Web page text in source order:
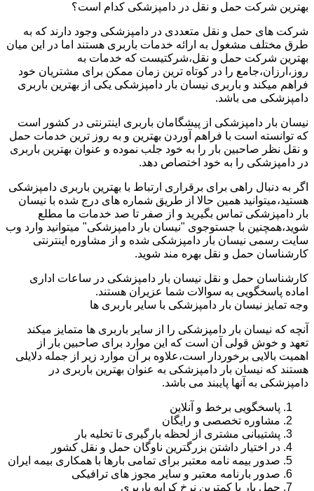
بهترین شرکت حمل و نقل در دامپزشکی کدام است؟
شرکت های حمل و نقل متعددی در دامپزشکی وجود دارند که به
طرق مختلف مشغول به ارائه خدمات باربری هستند اما در این میان
بهترین شرکت حمل و نقل،شرکتیست که خدمات به
روز،ارزان،جامع را در کوتاه ترین زمان ممکن برای مشتریان خود
فراهم میکند و باربری نیسان بار دامپزشکی یکی از بهترین باربری
دامپزشکی می باشد.
نیسان بار دامپزشکی از پیشگامان باربری اینترنتی در کشور است
که توانسته است با فراهم آوردن بهترین و به روز ترین خدمات حمل
و نقل نظر صاحبین بار را به خود جلب نموده و عنوان بهترین باربری
در دامپزشکی را به خود اختصاص دهد.
اگر به دنبال راهی برای برقراری ارتباط با بهترین باربری دامپزشکی
هستید،میتوانید همین حالا از طریق شماره های درج شده با نیسان
بار دامپزشکی تماس بگیرید و از صفر تا صد خدمات ما مطلع
شوید،همچنین با جستوجوی "نیسان بار دامپزشکی" میتوانید وارد وب
سایت رسمی نیسان بار دامپزشکی شده و از مشاوره اینترنتی
کارشناسان حمل و نقل بهره مند شوید.
کارشناسان حمل و نقل نیسان بار دامپزشکی در ساعات اداری
اماده پاسخگویی به سوالات شما عزیران هستند.
وجه تمایز نیسان بار دامپزشکی با سایر باربری ها
آنچه که نیسان بار دامپزشکی را از سایر باربری ها متمایز میکند
تعهد و خوش قولی آن است که این موارد برای صاحبین بار از
اهمیت بالایی برخوردار است،علاوه بر آن موارد زیر از جمله دلایلی
هستند که نیسان بار دامپزشکی به عنوان بهترین باربری در
دامپزشکی به آنها پایبند می باشد.
پاسخگویی برخط و آنلاین
مشاوره تخصصی و رایگان
پشتیبانی مشتری از لحظه بارگیری تا تخلیه بار
در اختیار داشتن بزرگترین ناوگان حمل و نقل کشور
صدور بیمه نامه معتبر برای تمامی بارها با همکاری بیمه ایران
صدور بارنامه معتبر و سایر مجوز های ترافیکی
حمل بار با کمترین نرخ کرایه باربری